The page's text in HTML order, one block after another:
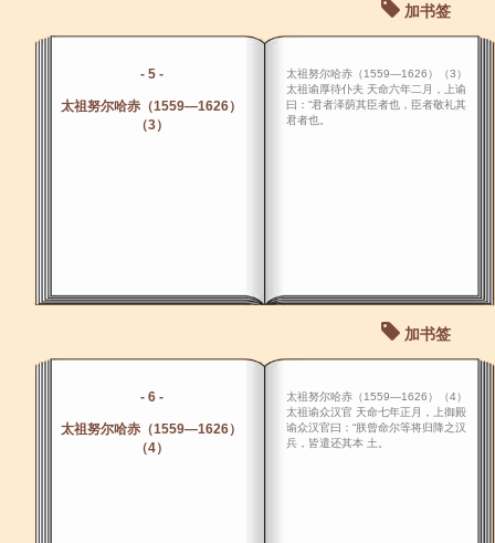
加书签
- 5 -
太祖努尔哈赤（1559―1626）
（3）
太祖努尔哈赤（1559―1626）（3）
太祖谕厚待仆夫 天命六年二月，上谕
曰：“君者泽荫其臣者也，臣者敬礼其
君者也。
加书签
- 6 -
太祖努尔哈赤（1559―1626）
（4）
太祖努尔哈赤（1559―1626）（4）
太祖谕众汉官 天命七年正月，上御殿
谕众汉官曰：“朕曾命尔等将归降之汉
兵，皆遣还其本 土。